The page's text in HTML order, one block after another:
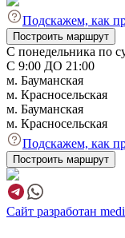
Подскажем, как
Построить маршрут
С понедельника по
С 9:00 ДО 21:00
м. Бауманская
м. Красносельская
м. Бауманская
м. Красносельская
Подскажем, как
Построить маршрут
Сайт разработан